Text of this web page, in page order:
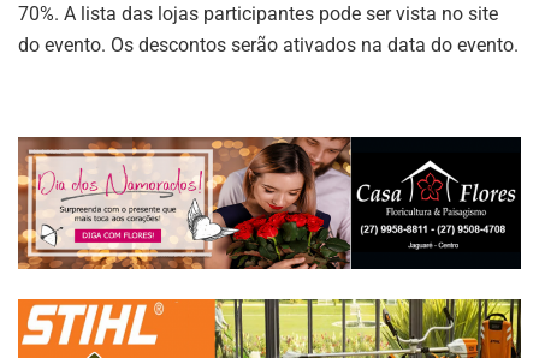
70%. A lista das lojas participantes pode ser vista no site
do evento. Os descontos serão ativados na data do evento.